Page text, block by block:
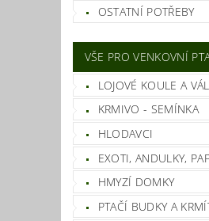
OSTATNÍ POTŘEBY
VŠE PRO VENKOVNÍ
LOJOVÉ KOULE A
KRMIVO - SEMÍNKA
HLODAVCI
EXOTI, ANDULKY,
HMYZÍ DOMKY
PTAČÍ BUDKY A